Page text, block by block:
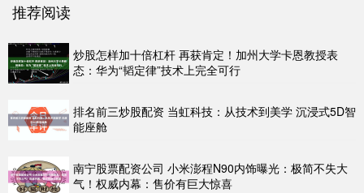
推荐阅读
炒股怎样加十倍杠杆 再获肯定！加州大学卡恩教授表
态：华为“韬定律”技术上完全可行
排名前三炒股配资 当虹科技：从技术到美学 沉浸式5D智
能座舱
南宁股票配资公司 小米澎程N90内饰曝光：极简不失大
气！权威内幕：售价有巨大惊喜